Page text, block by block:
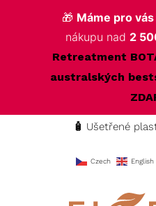
🎁 Máme pro
nákupu nad 2
Retreatment
australských
🧴 Ušetřené
Czech English